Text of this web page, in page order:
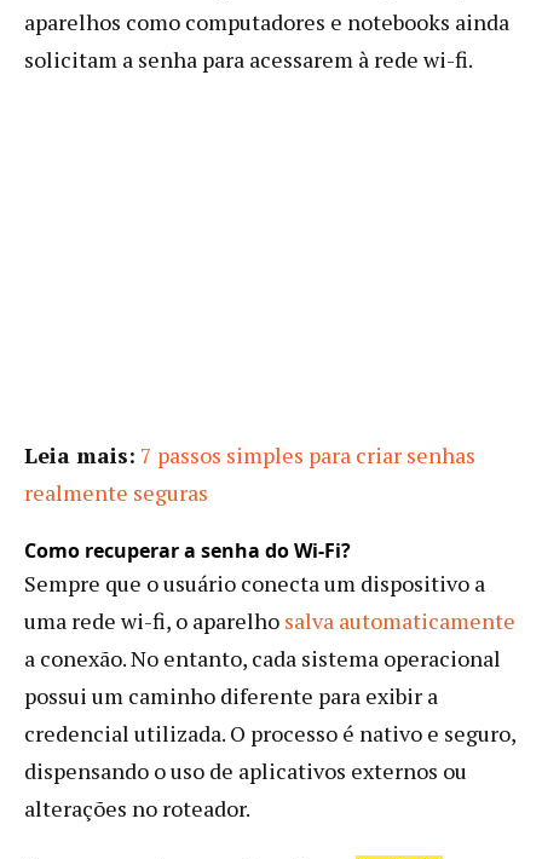
aparelhos como computadores e notebooks ainda
solicitam a senha para acessarem à rede wi-fi.
Leia mais: 7 passos simples para criar senhas
realmente seguras
Como recuperar a senha do Wi-Fi?
Sempre que o usuário conecta um dispositivo a
uma rede wi-fi, o aparelho salva automaticamente
a conexão. No entanto, cada sistema operacional
possui um caminho diferente para exibir a
credencial utilizada. O processo é nativo e seguro,
dispensando o uso de aplicativos externos ou
alterações no roteador.